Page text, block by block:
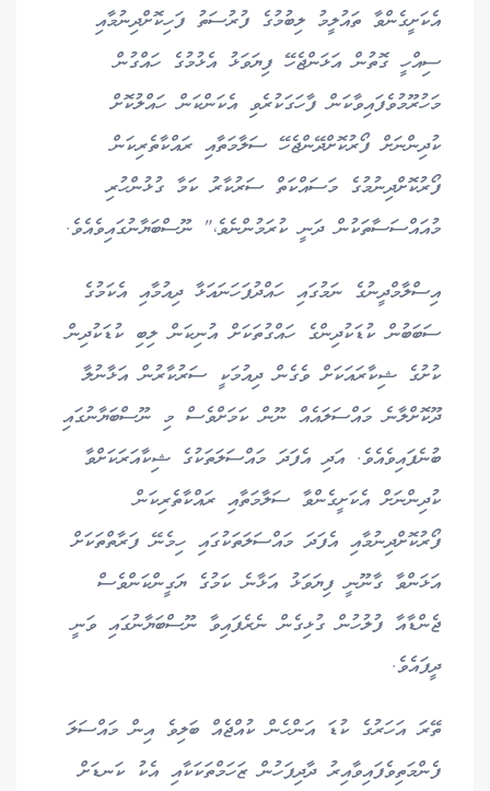
އެކަށީގެންވާ ތައުލީމު ލިބުމުގެ ފުރުސަތު ފަހިކޮށްދިނުމާއި
ސިއްހީ ގޮތުން އަޅަންޖެހޭ ފިޔަވަޅު އެޅުމުގެ ހައްގުން
މަހުރޫމުވެފައިވާކަން ފާހަގަކުރެވި އެކަންކަން ހައްލުކޮށް
ކުދިންނަށް ފޯރުކޮށްދޭންޖެހޭ ސަލާމަތާއި ރައްކާތެރިކަން
ފޯރުކޮށްދިނުމުގެ މަސައްކަތް ސަރުކާރު ކަމާ ގުޅުންހުރި
މުއައްސަސާތަކުން ދަނީ ކުރަމުންނެވެ،" ނޫސްބަޔާނުގައިވެއެވެ.
އިސްލާމްދީނުގެ ނަމުގައި ހައްދުފަހަނައަޅާ ދިއުމާއި އެކަމުގެ
ސަބަބުން ކުޑަކުދިންގެ ހައްގުތަކަށް އުނިކަން ލިބި ކުޑަކުދިން
ކުށުގެ ޝިކާރައަކަށް ވެގެން ދިއުމަކީ ސަރުކާރުން އަޅާނުލާ
ދޫކޮށްލާނެ މައްސަލައެއް ނޫން ކަމަށްވެސް މި ނޫސްބަޔާނުގައި
ބުނެފައިވެއެވެ. އަދި އެފަދަ މައްސަލަތަކުގެ ޝިކާއަރަކަށްވާ
ކުދިންނަށް އެކަށީގެންވާ ސަލާމަތާއި ރައްކާތެރިކަން
ފޯރުކޮށްދިނުމާއި އެފަދަ މައްސަލަތަކުގައި ހިމެނޭ ފަރާތްތަކަށް
އަޅަންވާ ގާނޫނީ ފިޔަވަޅު އަޅާނެ ކަމުގެ ޔަގީންކަންވެސް
ޖެންޑާއާ ފުލުހުން ގުޅިގެން ނެރެފައިވާ ނޫސްބަޔާނުގައި ވަނީ
ދީފައެވެ.
ތޭރަ އަހަރުގެ ކުޑަ އަންހެން ކުއްޖެއް ބަލިވެ އިން މައްސަލަ
ފެންމަތިވެފައިވާއިރު ދާދިފަހުން ޒަހަމްތަކަކާއި އެކު ކަނޑަށް